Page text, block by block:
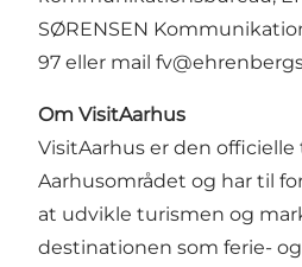
SØRENSEN
97 eller mail
Om VisitAarhus
VisitAarhus er den
Aarhusområdet og har til
at udvikle turismen og
destinationen som ferie-